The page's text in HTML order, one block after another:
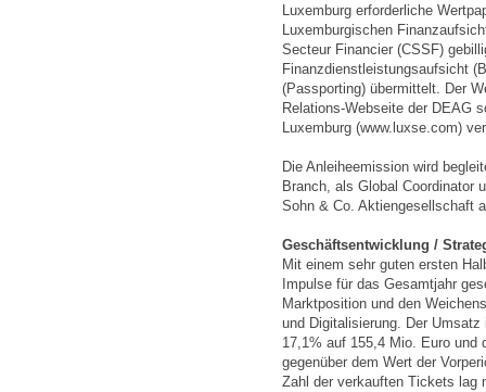
Luxemburg erforderliche
Luxemburgischen
Secteur Financier (CSSF)
Finanzdienstleistungsaufsicht
(Passporting) übermittelt. Der
Relations-Webseite der DEAG
Luxemburg (www.luxse.com)
Die Anleiheemission wird
Branch, als Global Coordinator
Sohn & Co. Aktiengesellschaft
Geschäftsentwicklung /
Mit einem sehr guten ersten
Impulse für das Gesamtjahr
Marktposition und den
und Digitalisierung. Der
17,1% auf 155,4 Mio. Euro und
gegenüber dem Wert der
Zahl der verkauften Tickets lag